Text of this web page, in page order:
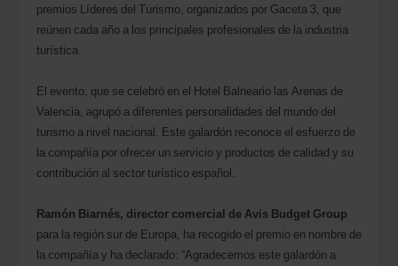
premios Líderes del Turismo, organizados por Gaceta 3, que
reúnen cada año a los principales profesionales de la industria
turística.
El evento, que se celebró en el Hotel Balneario las Arenas de
Valencia, agrupó a diferentes personalidades del mundo del
turismo a nivel nacional. Este galardón reconoce el esfuerzo de
la compañía por ofrecer un servicio y productos de calidad y su
contribución al sector turístico español.
Ramón Biarnés, director comercial de Avis Budget Group
para la región sur de Europa, ha recogido el premio en nombre de
la compañía y ha declarado: “Agradecemos este galardón a